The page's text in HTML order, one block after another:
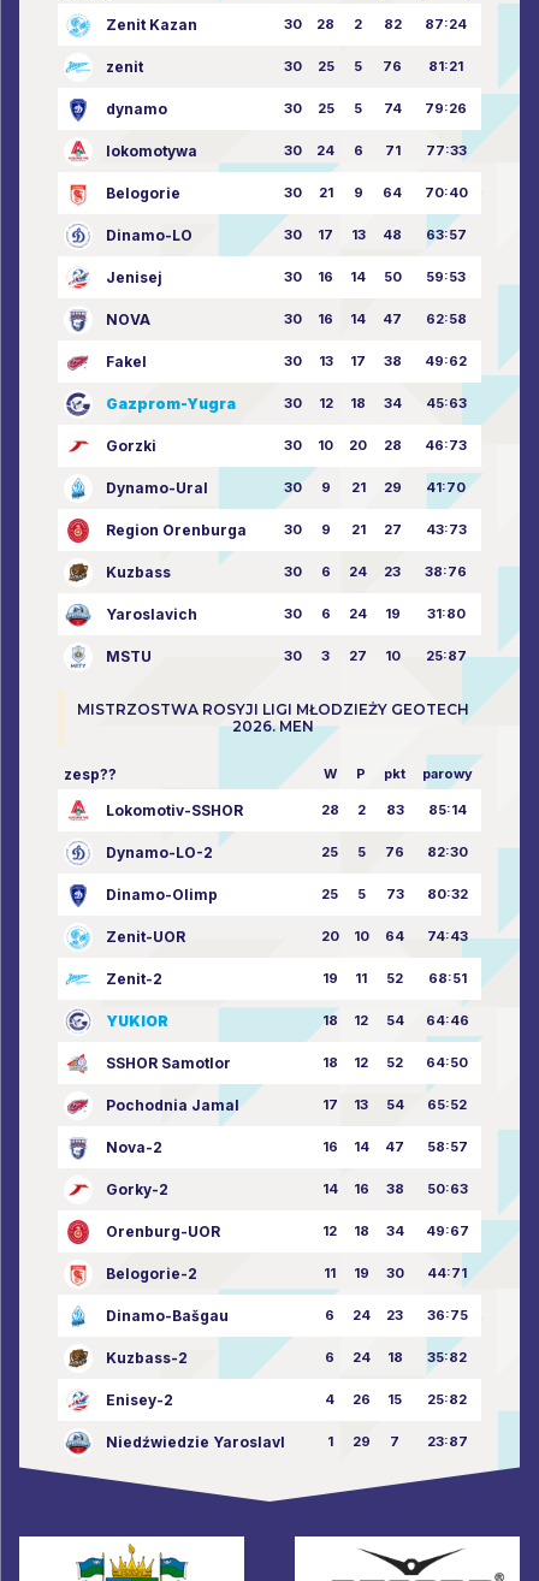
Zenit Kazan 30 28 2 82 87:24
zenit 30 25 5 76 81:21
dynamo 30 25 5 74 79:26
lokomotywa 30 24 6 71 77:33
Belogorie 30 21 9 64 70:40
Dinamo-LO 30 17 13 48 63:57
Jenisej 30 16 14 50 59:53
NOVA 30 16 14 47 62:58
Fakel 30 13 17 38 49:62
Gazprom-Yugra 30 12 18 34 45:63
Gorzki 30 10 20 28 46:73
Dynamo-Ural 30 9 21 29 41:70
Region Orenburga 30 9 21 27 43:73
Kuzbass 30 6 24 23 38:76
Yaroslavich 30 6 24 19 31:80
MSTU 30 3 27 10 25:87
MISTRZOSTWA ROSYJI LIGI MŁODZIEŻY GEOTECH
2026. MEN
zesp?? W P pkt parowy
Lokomotiv-SSHOR 28 2 83 85:14
Dynamo-LO-2 25 5 76 82:30
Dinamo-Olimp 25 5 73 80:32
Zenit-UOR 20 10 64 74:43
Zenit-2 19 11 52 68:51
YUKIOR 18 12 54 64:46
SSHOR Samotlor 18 12 52 64:50
Pochodnia Jamal 17 13 54 65:52
Nova-2 16 14 47 58:57
Gorky-2 14 16 38 50:63
Orenburg-UOR 12 18 34 49:67
Belogorie-2 11 19 30 44:71
Dinamo-Bašgau 6 24 23 36:75
Kuzbass-2 6 24 18 35:82
Enisey-2 4 26 15 25:82
Niedźwiedzie Yaroslavl 1 29 7 23:87